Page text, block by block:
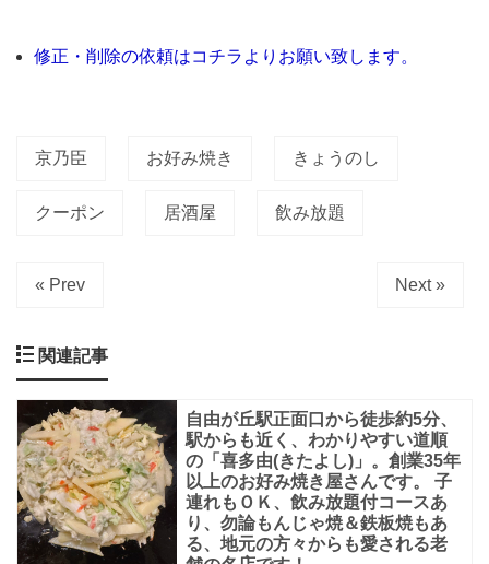
公
食
ロ
サ
ト
に
よ
る
と、
本
場
修正・削除の依頼はコチラよりお願い致します。
京乃臣 お好み焼き きょうのし
クーポン 居酒屋 飲み放題
« Prev Next »
関連記事
自由が丘駅正面口から徒歩約5分、
駅からも近く、わかりやすい道順
の「喜多由(きたよし)」。創業35年
以上のお好み焼き屋さんです。 子
連れもＯＫ、飲み放題付コースあ
り、勿論もんじゃ焼＆鉄板焼もあ
る、地元の方々からも愛される老